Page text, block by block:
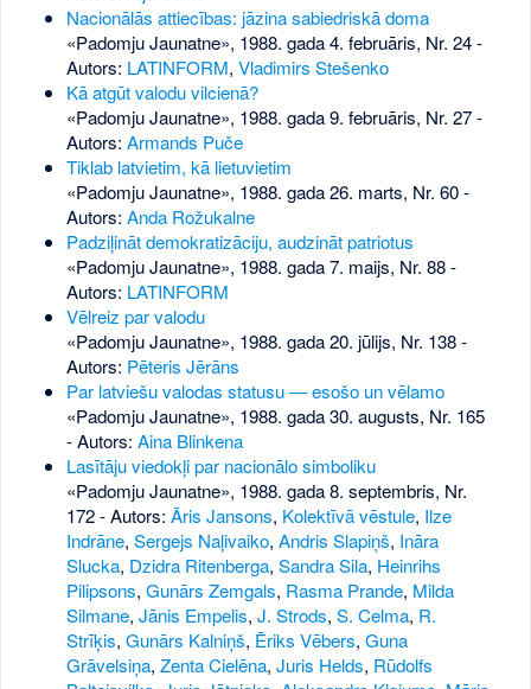
Nacionālās attiecības: jāzina sabiedriskā doma
«Padomju Jaunatne», 1988. gada 4. februāris, Nr. 24-
Autors: LATINFORM, Vladimirs Stešenko
Kā atgūt valodu vilcienā?
«Padomju Jaunatne», 1988. gada 9. februāris, Nr. 27-
Autors: Armands Puče
Tiklab latvietim, kā lietuvietim
«Padomju Jaunatne», 1988. gada 26. marts, Nr. 60-
Autors: Anda Rožukalne
Padziļināt demokratizāciju, audzināt patriotus
«Padomju Jaunatne», 1988. gada 7. maijs, Nr. 88-
Autors: LATINFORM
Vēlreiz par valodu
«Padomju Jaunatne», 1988. gada 20. jūlijs, Nr. 138-
Autors: Pēteris Jērāns
Par latviešu valodas statusu — esošo un vēlamo
«Padomju Jaunatne», 1988. gada 30. augusts, Nr. 165
- Autors: Aina Blinkena
Lasītāju viedokļi par nacionālo simboliku
«Padomju Jaunatne», 1988. gada 8. septembris, Nr.
172- Autors: Āris Jansons, Kolektīvā vēstule, Ilze
Indrāne, Sergejs Naļivaiko, Andris Slapiņš, Ināra
Slucka, Dzidra Ritenberga, Sandra Sila, Heinrihs
Pilipsons, Gunārs Zemgals, Rasma Prande, Milda
Silmane, Jānis Empelis, J. Strods, S. Celma, R.
Strīķis, Gunārs Kalniņš, Ēriks Vēbers, Guna
Grāvelsiņa, Zenta Cielēna, Juris Helds, Rūdolfs